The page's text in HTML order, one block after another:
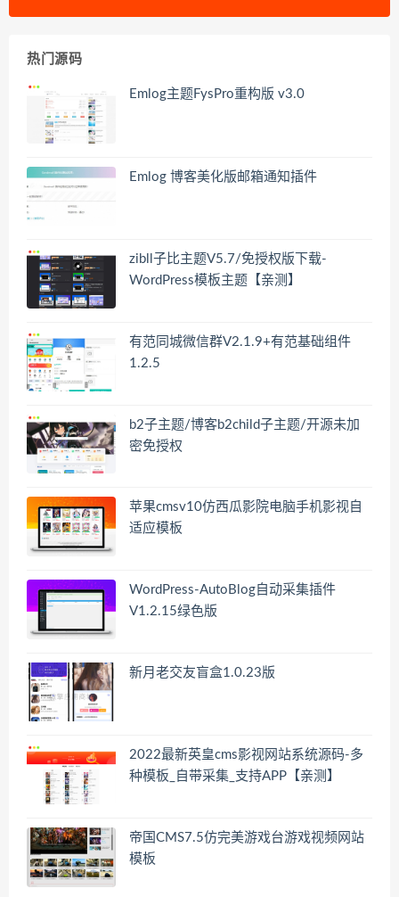
热门源码
Emlog主题FysPro重构版 v3.0
Emlog 博客美化版邮箱通知插件
zibll子比主题V5.7/免授权版下载-
WordPress模板主题【亲测】
有范同城微信群V2.1.9+有范基础组件
1.2.5
b2子主题/博客b2child子主题/开源未加
密免授权
苹果cmsv10仿西瓜影院电脑手机影视自
适应模板
WordPress-AutoBlog自动采集插件
V1.2.15绿色版
新月老交友盲盒1.0.23版
2022最新英皇cms影视网站系统源码-多
种模板_自带采集_支持APP【亲测】
帝国CMS7.5仿完美游戏台游戏视频网站
模板